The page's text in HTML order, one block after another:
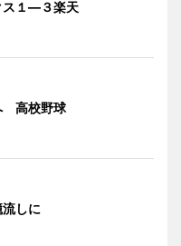
ス１―３楽天
高校野球
しに